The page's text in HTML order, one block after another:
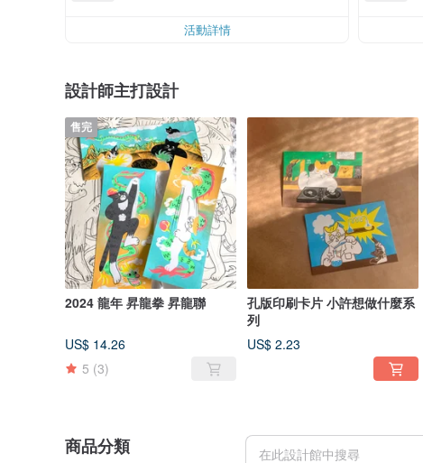
活動詳情
設計師主打設計
售完
2024 龍年 昇龍拳 昇龍聯
US$ 14.26
5 (3)
孔版印刷卡片 小許想做什麼系
列
US$ 2.23
商品分類